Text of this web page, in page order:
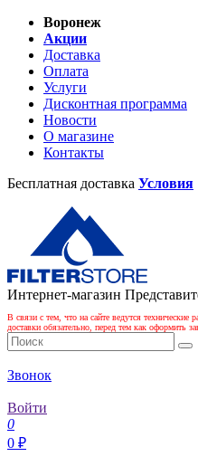
Воронеж
Акции
Доставка
Оплата
Услуги
Дисконтная программа
Новости
О магазине
Контакты
Бесплатная доставка Условия
Интернет-магазин
В связи с тем, что на сайте ведутся
доставки обязательно, перед тем как оформить
Звонок
Войти
0
0 ₽